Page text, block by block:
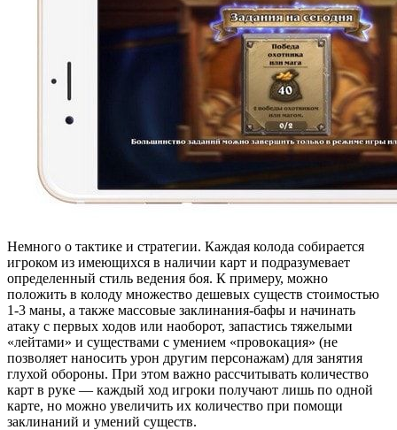
Немного о тактике и стратегии. Каждая колода собирается
игроком из имеющихся в наличии карт и подразумевает
определенный стиль ведения боя. К примеру, можно
положить в колоду множество дешевых существ стоимостью
1-3 маны, а также массовые заклинания-бафы и начинать
атаку с первых ходов или наоборот, запастись тяжелыми
«лейтами» и существами с умением «провокация» (не
позволяет наносить урон другим персонажам) для занятия
глухой обороны. При этом важно рассчитывать количество
карт в руке — каждый ход игроки получают лишь по одной
карте, но можно увеличить их количество при помощи
заклинаний и умений существ.